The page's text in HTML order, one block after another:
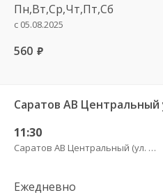
Пн,Вт,Ср,Чт,Пт,Сб
с 05.08.2025
560 руб.
11:30
Саратов АВ Центральный (ул. им. Пугачева, 179 А)
Ежедневно